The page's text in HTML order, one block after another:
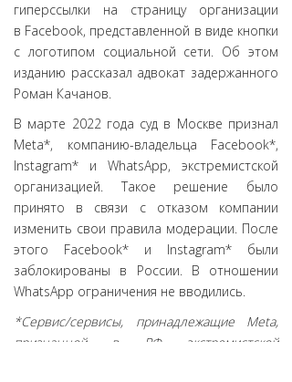
гиперссылки на страницу организации
в Facebook, представленной в виде кнопки
с логотипом социальной сети. Об этом
изданию рассказал адвокат задержанного
Роман Качанов.
В марте 2022 года суд в Москве признал
Meta*, компанию-владельца Facebook*,
Instagram* и WhatsApp, экстремистской
организацией. Такое решение было
принято в связи с отказом компании
изменить свои правила модерации. После
этого Facebook* и Instagram* были
заблокированы в России. В отношении
WhatsApp ограничения не вводились.
*Сервис/сервисы, принадлежащие Meta,
признанной в РФ экстремистской